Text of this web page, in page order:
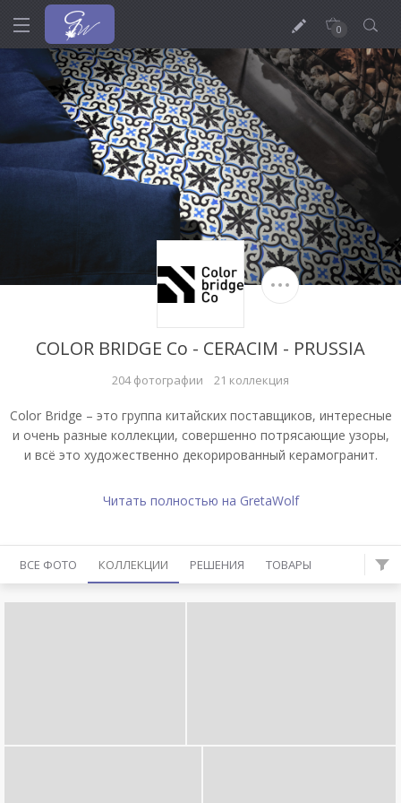
0
COLOR BRIDGE Co - CERACIM - PRUSSIA
204 фотографии 21 коллекция
Color Bridge – это группа китайских поставщиков, интересные
и очень разные коллекции, совершенно потрясающие узоры,
и всё это художественно декорированный керамогранит.
Читать полностью на GretaWolf
ВСЕ ФОТО КОЛЛЕКЦИИ РЕШЕНИЯ ТОВАРЫ